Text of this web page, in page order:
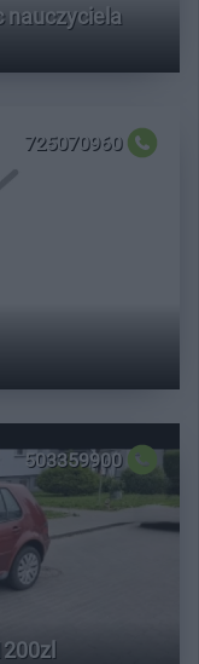
nauczyciela
725070960
503359900